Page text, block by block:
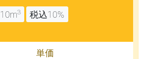
10m3 税込10%
単価